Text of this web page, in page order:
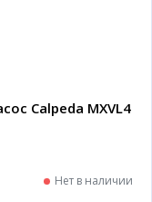
Calpeda MXVL4
Нет в наличии